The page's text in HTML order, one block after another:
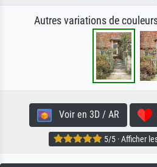
Autres variations de
Voir en 3D / AR
5/5 · Afficher